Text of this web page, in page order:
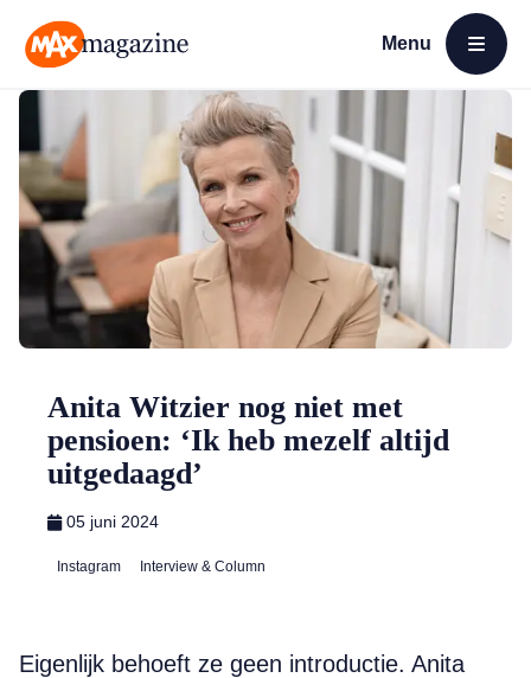
Menu
Open menu
Anita Witzier nog niet met
pensioen: ‘Ik heb mezelf altijd
uitgedaagd’
05 juni 2024
Instagram Interview & Column
Eigenlijk behoeft ze geen introductie. Anita